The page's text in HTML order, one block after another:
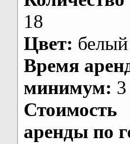
18
Цвет: белый
Время
минимум:
Стоимость
аренды по